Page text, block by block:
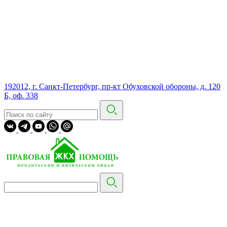
192012, г. Санкт-Петербург, пр-кт Обуховской обороны, д. 120
Б, оф. 338